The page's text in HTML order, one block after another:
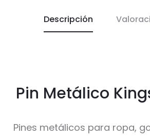
Descripción
Pin Metálico
Pines metálicos para ropa,